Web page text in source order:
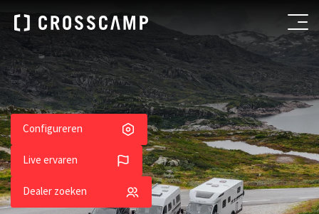
Configureren
Live ervaren
Dealer zoeken